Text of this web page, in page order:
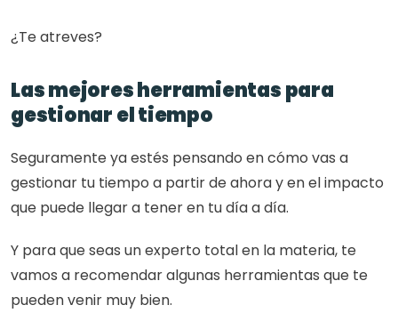
¿Te atreves?
Las mejores herramientas para
gestionar el tiempo
Seguramente ya estés pensando en cómo vas a
gestionar tu tiempo a partir de ahora y en el impacto
que puede llegar a tener en tu día a día.
Y para que seas un experto total en la materia, te
vamos a recomendar algunas herramientas que te
pueden venir muy bien.